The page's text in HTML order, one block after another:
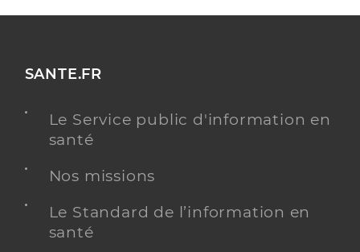
SANTE.FR
Le Service public d'information en
santé
Nos missions
Le Standard de l’information en
santé